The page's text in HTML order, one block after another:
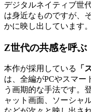
デジタルネイティブ世
は身近なものですが、
かに映し出しています。
Z世代の共感を呼ぶ
本作が採用している 「
は、全編がPCやスマー
う画期的な手法です。
ャット画面、ソーシャ